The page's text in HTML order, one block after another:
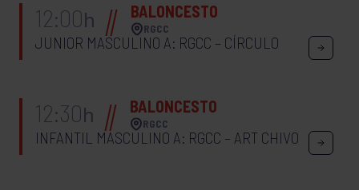
12:00h BALONCESTO
RGCC
JUNIOR MASCULINO A: RGCC – CÍRCULO
12:30h BALONCESTO
RGCC
INFANTIL MASCULINO A: RGCC – ART CHIVO